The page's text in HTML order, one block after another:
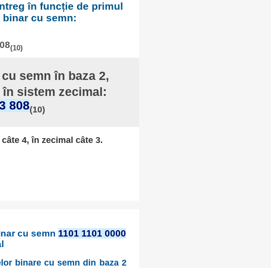
în funcție de primul
cu semn:
(10)
semn în baza 2,
sistem zecimal:
808(10)
4, în zecimal câte 3.
cu semn 1101 1101 0000
binare cu semn din baza 2